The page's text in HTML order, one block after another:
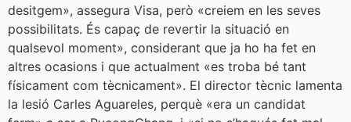
desitgem», assegura Visa, però «creiem en les seves
possibilitats. És capaç de revertir la situació en
qualsevol moment», considerant que ja ho ha fet en
altres ocasions i que actualment «es troba bé tant
físicament com tècnicament». El director tècnic lamenta
la lesió Carles Aguareles, perquè «era un candidat